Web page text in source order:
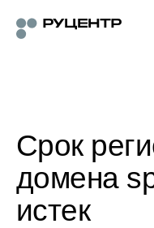
Срок
домена
истек